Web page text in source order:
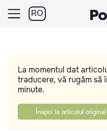
RO
La momentul dat
traducere, vă rugăm să
minute.
Înapoi la articolul original